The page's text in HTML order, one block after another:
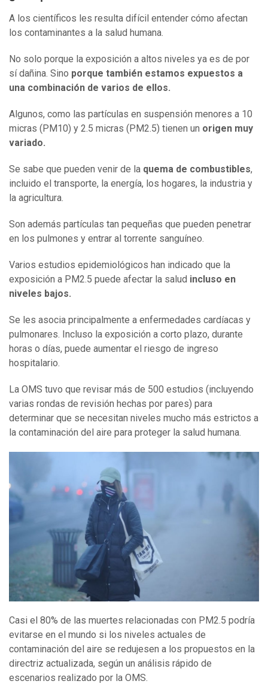
A los científicos les resulta difícil entender cómo afectan
los contaminantes a la salud humana.
No solo porque la exposición a altos niveles ya es de por
sí dañina. Sino porque también estamos expuestos a
una combinación de varios de ellos.
Algunos, como las partículas en suspensión menores a 10
micras (PM10) y 2.5 micras (PM2.5) tienen un origen muy
variado.
Se sabe que pueden venir de la quema de combustibles,
incluido el transporte, la energía, los hogares, la industria y
la agricultura.
Son además partículas tan pequeñas que pueden penetrar
en los pulmones y entrar al torrente sanguíneo.
Varios estudios epidemiológicos han indicado que la
exposición a PM2.5 puede afectar la salud incluso en
niveles bajos.
Se les asocia principalmente a enfermedades cardíacas y
pulmonares. Incluso la exposición a corto plazo, durante
horas o días, puede aumentar el riesgo de ingreso
hospitalario.
La OMS tuvo que revisar más de 500 estudios (incluyendo
varias rondas de revisión hechas por pares) para
determinar que se necesitan niveles mucho más estrictos a
la contaminación del aire para proteger la salud humana.
Casi el 80% de las muertes relacionadas con PM2.5 podría
evitarse en el mundo si los niveles actuales de
contaminación del aire se redujesen a los propuestos en la
directriz actualizada, según un análisis rápido de
escenarios realizado por la OMS.